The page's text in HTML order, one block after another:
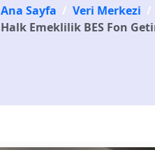
Ana Sayfa / Veri Merkezi /
Halk Emeklilik BES Fon